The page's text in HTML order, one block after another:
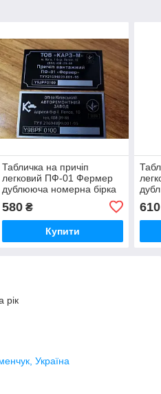
Табличка на причіп
легковий ПФ-01 Фермер
дублююча номерна бірка
580₴
Купити
610
рік
Україна